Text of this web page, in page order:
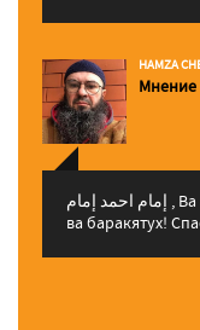
HAMZA
Мнение
إمام احمد إمام , Ва алейкум ассалам ва рахматуЛлахи
ва баракятух!